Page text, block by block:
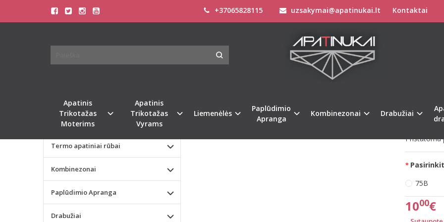
+37065828115 uzsakymai@apatinukai.lt Kontaktai
Apatinis
Trikotažas
Moterims
Apatinis
Trikotažas
Vyrams
Liemenėlės
Paplūdimio
Apranga
Kombinezonai Drabužiai
CHANTELLE 75B 75C DYDŽIO ROŽINĖS
C17150
Turimas
Pristatoma
75B
1000€
Valentino dienos dovana
Liemenėlės
Termo apatiniai rūbai
Kombinezonai
Paplūdimio Apranga
Drabužiai